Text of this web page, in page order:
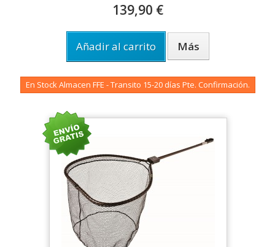
139,90 €
Añadir al carrito Más
En Stock Almacen FFE - Transito 15-20 días Pte. Confirmación.